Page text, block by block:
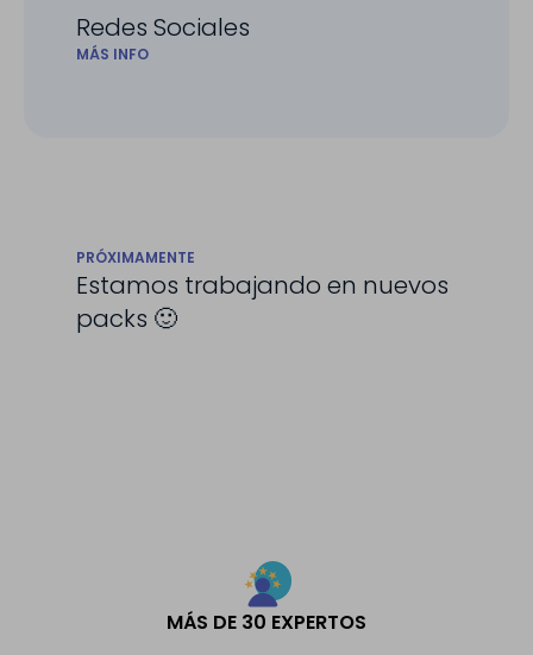
Redes Sociales
MÁS INFO
PRÓXIMAMENTE
Estamos trabajando en nuevos
packs 🙂
MÁS DE 30 EXPERTOS